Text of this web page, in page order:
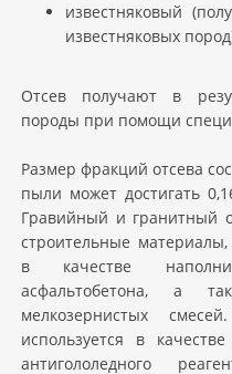
известняковый
известняковых
Отсев получают в
породы при помощи
Размер фракций отсева
пыли может достигать
Гравийный и гранитный
строительные
в качестве
асфальтобетона, а
мелкозернистых
используется в
антигололедного